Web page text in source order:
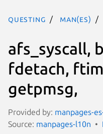
questing man(es)
afs_syscall,
fdetach,
getpmsg,
Provided by: manpages-
Source: manpages-l10n